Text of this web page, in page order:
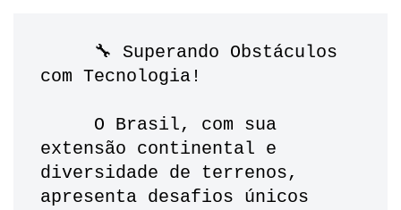
com Tecnologia!
extensão continental e
diversidade de terrenos,
apresenta desafios únicos